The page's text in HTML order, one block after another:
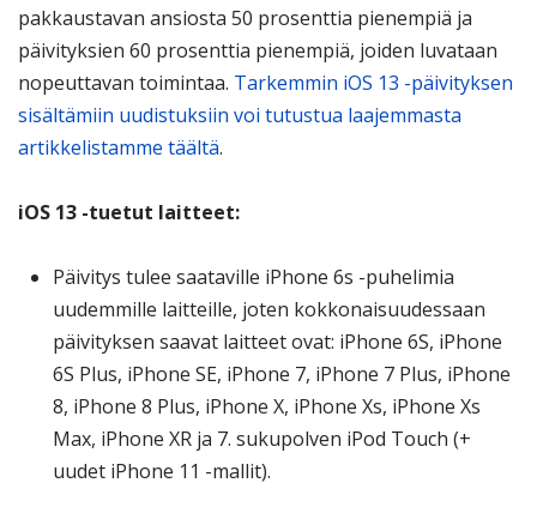
pakkaustavan ansiosta 50 prosenttia pienempiä ja
päivityksien 60 prosenttia pienempiä, joiden luvataan
nopeuttavan toimintaa. Tarkemmin iOS 13 -päivityksen
sisältämiin uudistuksiin voi tutustua laajemmasta
artikkelistamme täältä.
iOS 13 -tuetut laitteet:
Päivitys tulee saataville iPhone 6s -puhelimia
uudemmille laitteille, joten kokkonaisuudessaan
päivityksen saavat laitteet ovat: iPhone 6S, iPhone
6S Plus, iPhone SE, iPhone 7, iPhone 7 Plus, iPhone
8, iPhone 8 Plus, iPhone X, iPhone Xs, iPhone Xs
Max, iPhone XR ja 7. sukupolven iPod Touch (+
uudet iPhone 11 -mallit).